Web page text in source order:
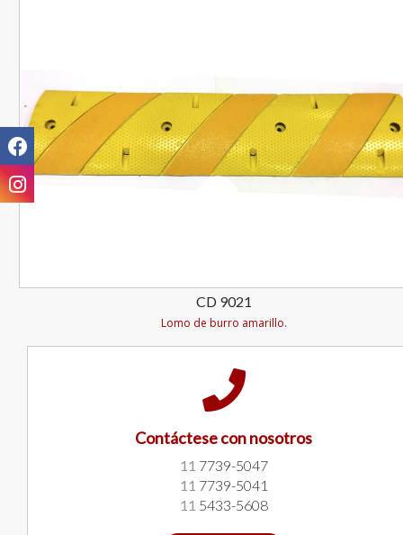
CD 9021
Lomo de burro amarillo.
Contáctese con nosotros
11 7739-5047
11 7739-5041
11 5433-5608